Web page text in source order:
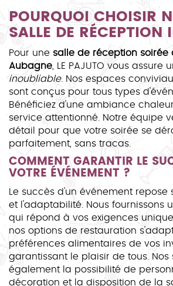
POURQUOI CHOISIR
SALLE DE RÉCEPTION
Pour une salle de réception soirée
Aubagne , LE PAJUTO vous assure
inoubliable. Nos espaces
sont conçus pour tous types
Bénéficiez d'une ambiance
service attentionné. Notre équipe
détail pour que votre soirée se
parfaitement, sans tracas.
COMMENT GARANTIR LE
VOTRE ÉVÉNEMENT ?
Le succès d'un événement repose
et l'adaptabilité. Nous fournissons
qui répond à vos exigences
nos options de restauration
préférences alimentaires de vos
garantissant le plaisir de tous. Nos
également la possibilité de
décoration et la disposition de la